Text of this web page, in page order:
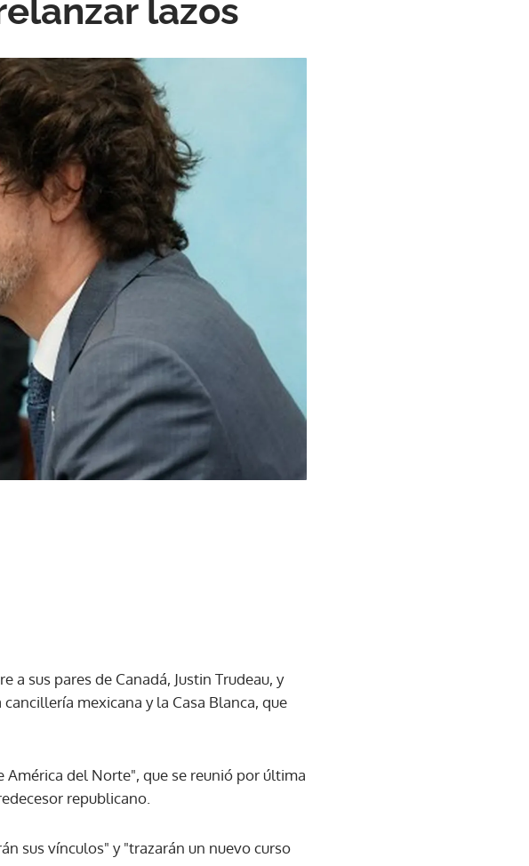
lazos
a sus pares de Canadá, Justin Trudeau, y
mexicana y la Casa Blanca, que
del Norte", que se reunió por última
republicano.
sus vínculos" y "trazarán un nuevo curso